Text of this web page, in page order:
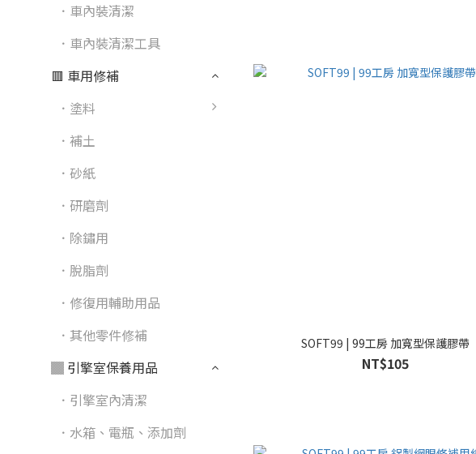
．車內裝清潔
．車內裝清潔工具
🟥 車用修補
．塗料
．補土
．砂紙
．研磨劑
．除鏽用
．脫脂劑
．修復用輔助用品
．其他零件修補
▓ 引擎室保養用品
．引擎室內清潔
．水箱、電瓶、添加劑
SOFT99 | 99工房 加寬型保護膠帶
NT$105